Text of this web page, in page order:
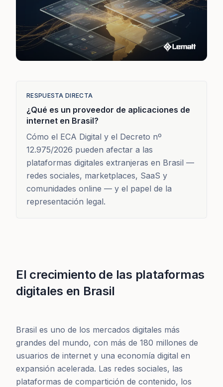
RESPUESTA DIRECTA
¿Qué es un proveedor de aplicaciones de
internet en Brasil?
Cómo el ECA Digital y el Decreto nº
12.975/2026 pueden afectar a las
plataformas digitales extranjeras en Brasil —
redes sociales, marketplaces, SaaS y
comunidades online — y el papel de la
representación legal.
El crecimiento de las plataformas
digitales en Brasil
Brasil es uno de los mercados digitales más
grandes del mundo, con más de 180 millones de
usuarios de internet y una economía digital en
expansión acelerada. Las redes sociales, las
plataformas de compartición de contenido, los